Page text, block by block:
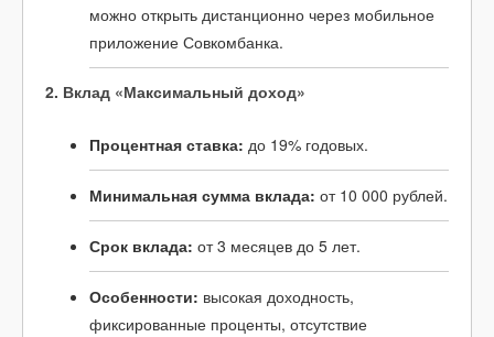
можно открыть дистанционно через мобильное
приложение Совкомбанка.
2. Вклад «Максимальный доход»
Процентная ставка: до 19% годовых.
Минимальная сумма вклада: от 10 000 рублей.
Срок вклада: от 3 месяцев до 5 лет.
Особенности: высокая доходность,
фиксированные проценты, отсутствие